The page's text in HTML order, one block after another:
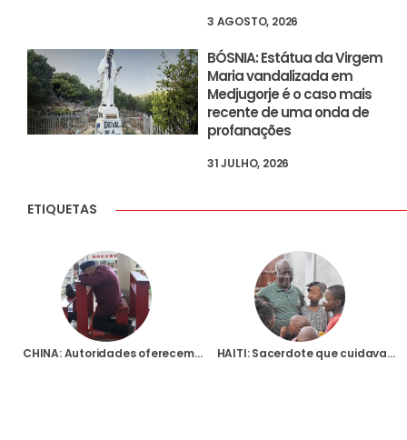
3 AGOSTO, 2026
BÓSNIA: Estátua da Virgem
Maria vandalizada em
Medjugorje é o caso mais
recente de uma onda de
profanações
31 JULHO, 2026
ETIQUETAS
CHINA: Autoridades oferecem recompensa pela denúncia de actividades cristãs consideradas ilegais HAITI: Sacerdote que cuidava de crianças órfãs e de pessoas sem-abrigo foi assassinado a tiro num assalto